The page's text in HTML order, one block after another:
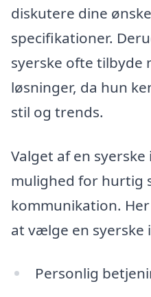
diskutere dine
specifikationer.
syerske ofte tilbyde
løsninger, da hun
stil og trends.
Valget af en
mulighed for hurtig
kommunikation.
at vælge en
Personlig